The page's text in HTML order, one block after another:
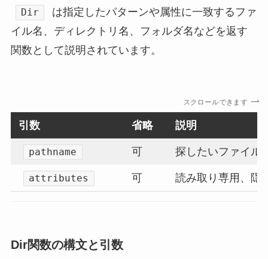
Dir
は指定したパターンや属性に一致するファ
イル名、ディレクトリ名、フォルダ名などを返す
関数として説明されています。
スクロールできます
引数 省略 説明
pathname 可 探したいファイル
attributes 可 読み取り専用、隠
Dir関数の構文と引数